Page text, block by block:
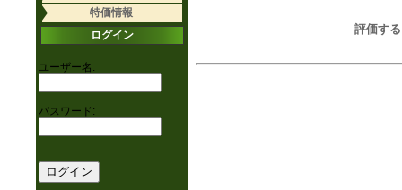
特価情報
ログイン
ユーザー名:
パスワード:
評価する